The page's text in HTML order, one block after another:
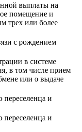
выплаты на
помещение и
трех или более
с рождением
в системе
в том числе прием
или о выдаче
переселенца и
переселенца и